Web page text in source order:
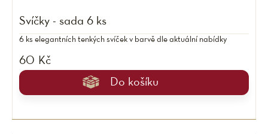
Svíčky - sada 6 ks
60 Kč
Do košíku
6 ks elegantních tenkých svíček v barvě dle aktuální nabídky